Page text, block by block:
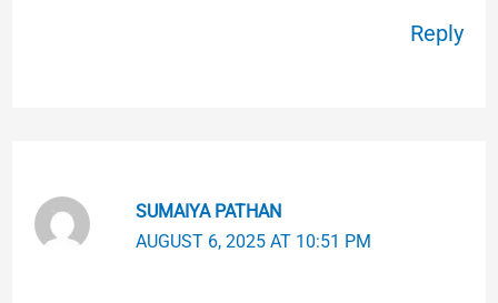
Reply
SUMAIYA PATHAN
AUGUST 6, 2025 AT 10:51 PM